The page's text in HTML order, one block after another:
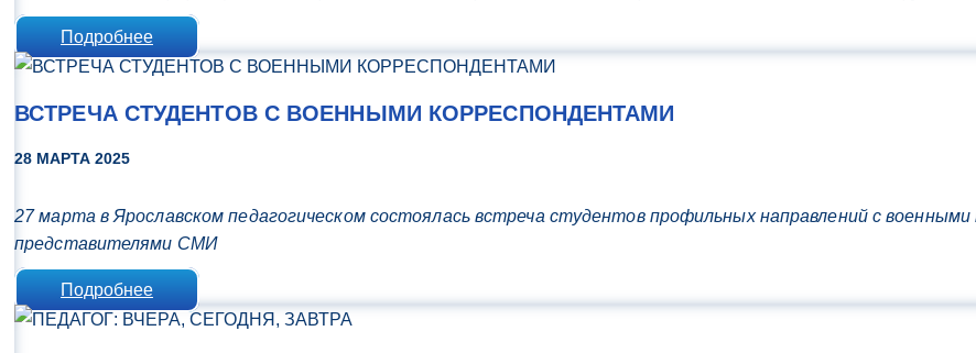
Подробнее
ВСТРЕЧА СТУДЕНТОВ С ВОЕННЫМИ КОРРЕСПОНДЕНТАМИ
28 МАРТА 2025
27 марта в Ярославском педагогическом состоялась встреча студентов профильных направлений с
представителями СМИ
Подробнее